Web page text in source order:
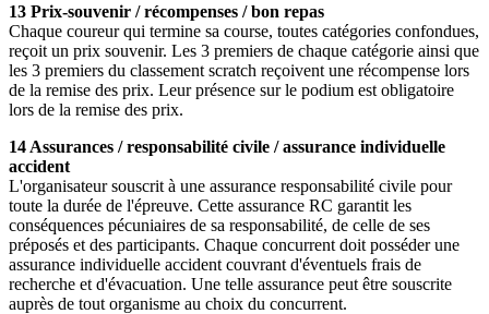
13 Prix-souvenir / récompenses / bon repas
Chaque coureur qui termine sa course, toutes catégories confondues,
reçoit un prix souvenir. Les 3 premiers de chaque catégorie ainsi que
les 3 premiers du classement scratch reçoivent une récompense lors
de la remise des prix. Leur présence sur le podium est obligatoire
lors de la remise des prix.
14 Assurances / responsabilité civile / assurance individuelle
accident
L'organisateur souscrit à une assurance responsabilité civile pour
toute la durée de l'épreuve. Cette assurance RC garantit les
conséquences pécuniaires de sa responsabilité, de celle de ses
préposés et des participants. Chaque concurrent doit posséder une
assurance individuelle accident couvrant d'éventuels frais de
recherche et d'évacuation. Une telle assurance peut être souscrite
auprès de tout organisme au choix du concurrent.